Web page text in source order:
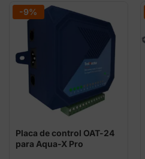
14,90 €.
10,90 €.
-9%
Placa de control OAT-24
para Aqua-X Pro